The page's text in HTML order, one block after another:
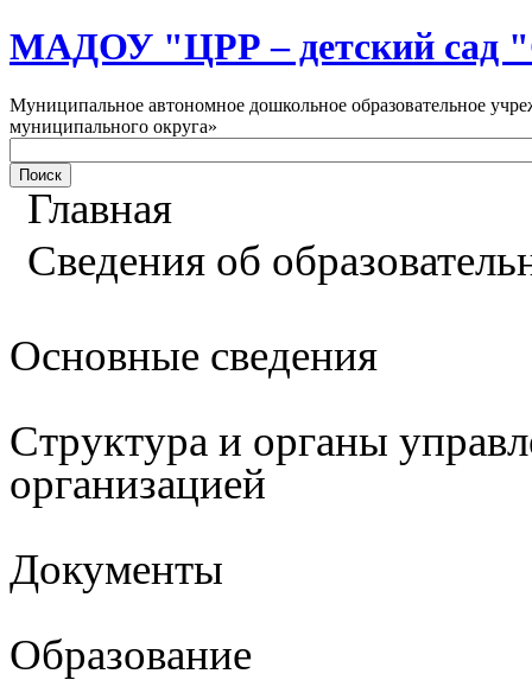
МАДОУ "ЦРР – детский
Муниципальное автономное дошкольное образовательное
муниципального округа»
Главная
Сведения об
Основные сведения
Структура и органы
организацией
Документы
Образование